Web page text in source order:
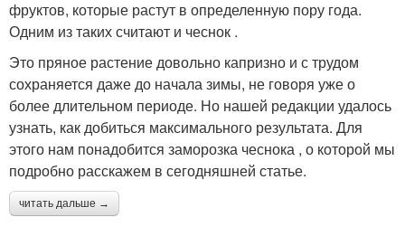
фруктов, которые растут в определенную пору года.
Одним из таких считают и чеснок .
Это пряное растение довольно капризно и с трудом
сохраняется даже до начала зимы, не говоря уже о
более длительном периоде. Но нашей редакции удалось
узнать, как добиться максимального результата. Для
этого нам понадобится заморозка чеснока , о которой мы
подробно расскажем в сегодняшней статье.
читать дальше →